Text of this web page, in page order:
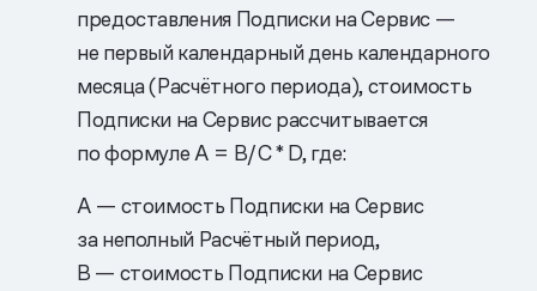
предоставления Подписки на Сервис —
не первый календарный день календарного
месяца (Расчётного периода), стоимость
Подписки на Сервис рассчитывается
по формуле A = B/C * D, где:
A — стоимость Подписки на Сервис
за неполный Расчётный период,
B — стоимость Подписки на Сервис